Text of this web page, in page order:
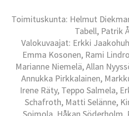
Toimituskunta: Helmut
Tabell, Patrik
Valokuvaajat: Erkki
Emma Kosonen, Rami
Marianne Niemelä, Allan
Annukka Pirkkalainen,
Irene Räty, Teppo Salmela,
Schafroth, Matti Selänne,